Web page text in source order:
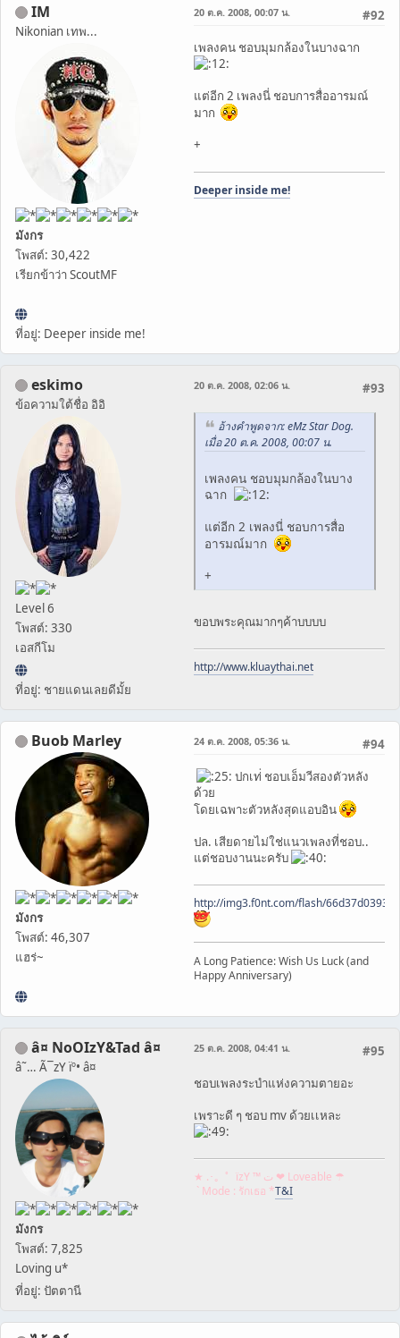
IM
Nikonian เทพ...
มังกร
โพสต์: 30,422
เรียกข้าว่า ScoutMF
ที่อยู่: Deeper inside me!
#92
20 ต.ค. 2008, 00:07 น.
เพลงคน ชอบมุมกล้องในบางฉาก
แต่อีก 2 เพลงนี่ ชอบการสื่ออารมณ์
มาก
+
Deeper inside me!
eskimo
ข้อความใต้ชื่อ อิอิ
Level 6
โพสต์: 330
เอสกีโม
ที่อยู่: ชายแดนเลยดีมั้ย
#93
20 ต.ค. 2008, 02:06 น.
อ้างคำพูดจาก: eMz Star Dog.
เมื่อ 20 ต.ค. 2008, 00:07 น.
เพลงคน ชอบมุมกล้องในบาง
ฉาก
แต่อีก 2 เพลงนี่ ชอบการสื่อ
อารมณ์มาก
+
ขอบพระคุณมากๆค้าบบบบ
http://www.kluaythai.net
Buob Marley
มังกร
โพสต์: 46,307
แฮร่~
#94
24 ต.ค. 2008, 05:36 น.
ปกเท่่ ชอบเอ็มวีสองตัวหลัง
ด้วย
โดยเฉพาะตัวหลังสุดแอบอิน
ปล. เสียดายไม่ใช่แนวเพลงที่ชอบ..
แต่ชอบงานนะครับ
http://img3.f0nt.com/flash/
A Long Patience: Wish Us Luck (and
Happy Anniversary)
â¤ NoOIzY&Tad â¤
â˜… Ã¯zY ïº• â¤
มังกร
โพสต์: 7,825
Loving u*
ที่อยู่: ปัตตานี
#95
25 ต.ค. 2008, 04:41 น.
ชอบเพลงระบำแห่งความตายอะ
เพราะดี ๆ ชอบ mv ด้วยเเหละ
★ .･。゜ïzY ™ ﺕ ❤ Loveable ☂
` Mode : รักเธอ *T&I